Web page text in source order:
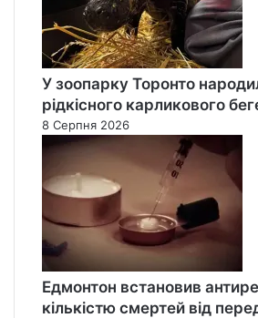
У зоопарку Торонто
рідкісного карликового
8 Серпня 2026
Едмонтон встановив
кількістю смертей від